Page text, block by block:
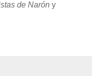
de Narón y